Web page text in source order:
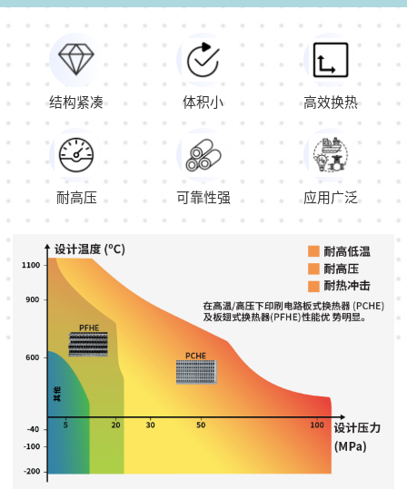
结构紧凑 体积小 高效换热
耐高压 可靠性强 应用广泛